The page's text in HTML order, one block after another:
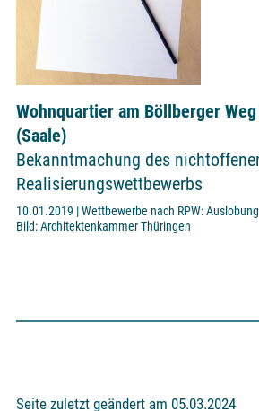
Wohnquartier am Böllberger
(Saale)
Bekanntmachung des
Realisierungswettbewerbs
10.01.2019 | Wettbewerbe nach RPW:
Bild: Architektenkammer Thüringen
Seite zuletzt geändert am 05.03.2024